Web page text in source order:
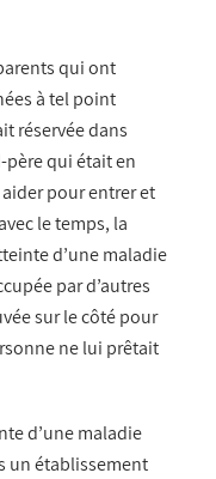
qui ont
à tel point
réservée dans
père qui était en
pour entrer et
le temps, la
d’une maladie
par d’autres
sur le côté pour
ne lui prêtait
d’une maladie
un établissement